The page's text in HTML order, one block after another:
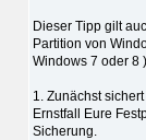
Dieser Tipp gilt
Partition von
Windows 7 oder 8 )
1. Zunächst
Ernstfall Eure
Sicherung.